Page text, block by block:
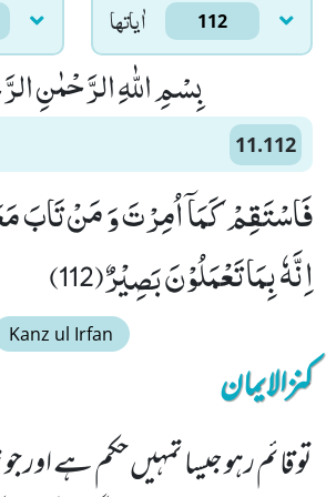
اٰياتها 112
بِسْمِ اللّٰهِ الرَّحْمٰنِ
11.112
فَاسْتَقِمْ كَمَاۤ اُمِرْتَ وَ مَنْ تَابَ
اِنَّهٗ بِمَا تَعْمَلُوْنَ بَصِیْرٌ(112)
Kanz ul Irfan
کنزالایمان
تو قائم رہو جیسا تمہیں حکم ہے